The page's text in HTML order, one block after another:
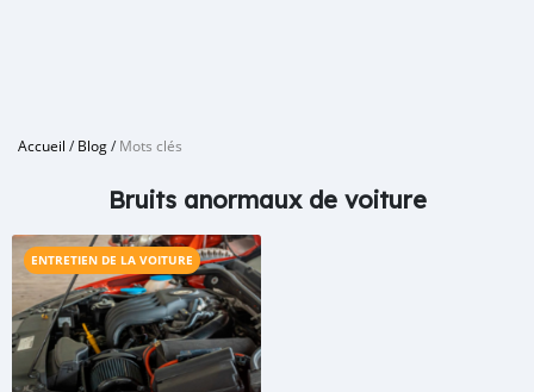
Accueil /Blog/Mots clés
Bruits anormaux de voiture
ENTRETIEN DE LA VOITURE